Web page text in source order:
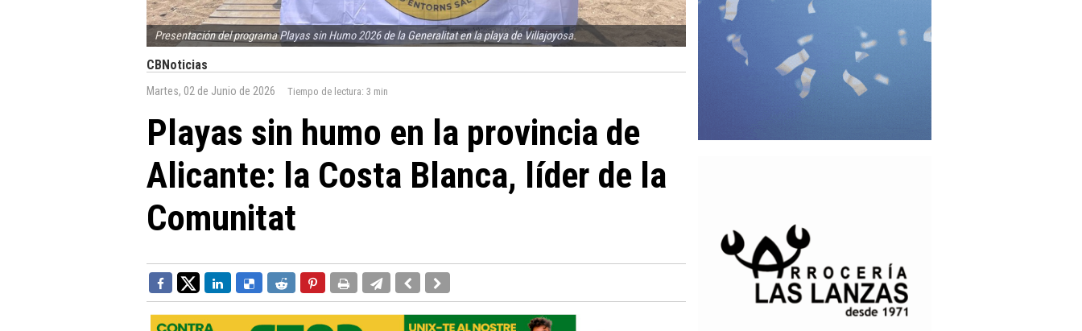
Presentación del programa Playas sin Humo 2026 de la Generalitat en la playa de Villajoyosa.
CBNoticias
Martes, 02 de Junio de 2026 Tiempo de lectura: 3 min
Playas sin humo en la provincia de
Alicante: la Costa Blanca, líder de la
Comunitat